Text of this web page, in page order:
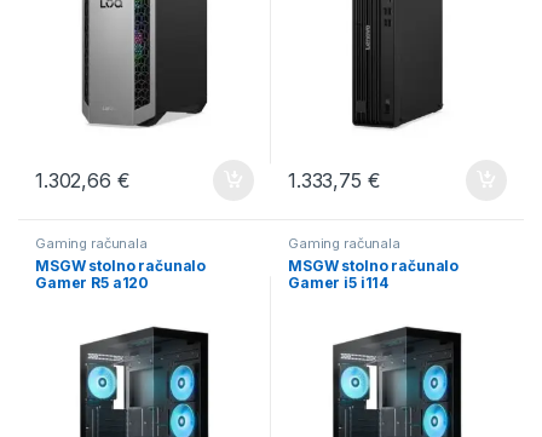
1.302,66 € 1.333,75 €
Gaming računala
MSGW stolno računalo
Gamer R5 a120
Gaming računala
MSGW stolno računalo
Gamer i5 i114